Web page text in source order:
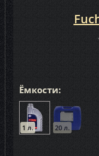
Ёмкости:
1 л. 20 л.